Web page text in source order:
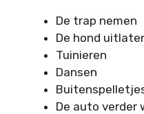
De trap nemen
De hond
Tuinieren
Dansen
De auto verder